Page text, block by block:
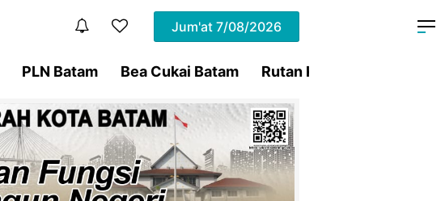
Jum'at 7/08/2026
PLN Batam Bea Cukai Batam Rutan Kelas IIA Batam